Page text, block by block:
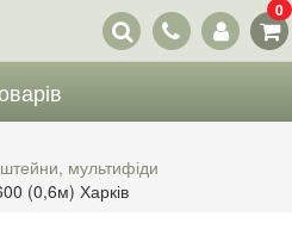
Наші
контакти
0
мультифіди
(0,6м) Харків